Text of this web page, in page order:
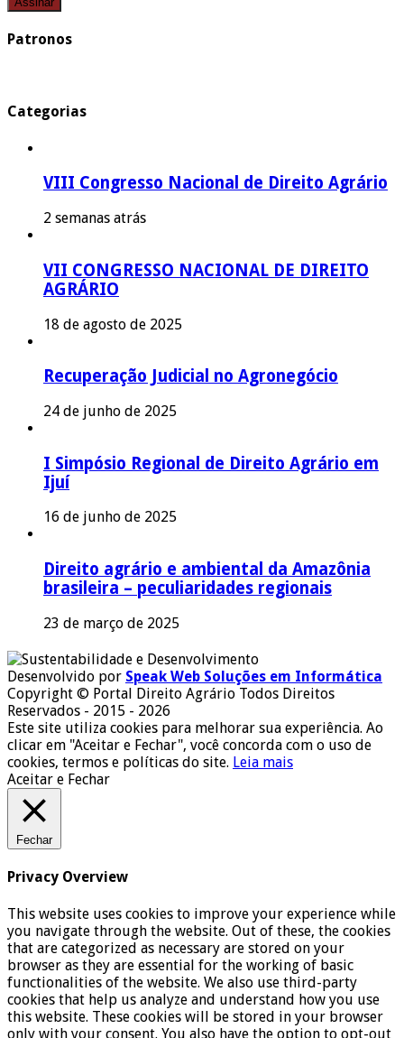
Patronos
Categorias
VIII Congresso Nacional de Direito Agrário
2 semanas atrás
VII CONGRESSO NACIONAL DE DIREITO
AGRÁRIO
18 de agosto de 2025
Recuperação Judicial no Agronegócio
24 de junho de 2025
I Simpósio Regional de Direito Agrário em
Ijuí
16 de junho de 2025
Direito agrário e ambiental da Amazônia
brasileira – peculiaridades regionais
23 de março de 2025
Desenvolvido por Speak Web Soluções em Informática
Copyright © Portal Direito Agrário Todos Direitos
Reservados - 2015 - 2026
Este site utiliza cookies para melhorar sua experiência. Ao
clicar em "Aceitar e Fechar", você concorda com o uso de
cookies, termos e políticas do site. Leia mais
Aceitar e Fechar
Fechar
Privacy Overview
This website uses cookies to improve your experience while
you navigate through the website. Out of these, the cookies
that are categorized as necessary are stored on your
browser as they are essential for the working of basic
functionalities of the website. We also use third-party
cookies that help us analyze and understand how you use
this website. These cookies will be stored in your browser
only with your consent. You also have the option to opt-out